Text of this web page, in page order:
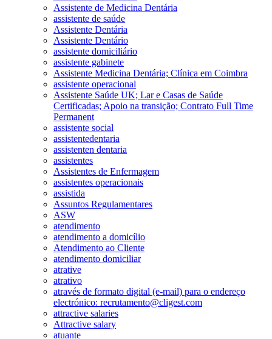
Assistente de Medicina Dentária
assistente de saúde
Assistente Dentária
Assistente Dentário
assistente domiciliário
assistente gabinete
Assistente Medicina Dentária; Clínica em Coimbra
assistente operacional
Assistente Saúde UK; Lar e Casas de Saúde
Certificadas; Apoio na transição; Contrato Full Time
Permanent
assistente social
assistentedentaria
assistenten dentaria
assistentes
Assistentes de Enfermagem
assistentes operacionais
assistida
Assuntos Regulamentares
ASW
atendimento
atendimento a domicílio
Atendimento ao Cliente
atendimento domiciliar
atrative
atrativo
através de formato digital (e-mail) para o endereço
electrónico: recrutamento@cligest.com
attractive salaries
Attractive salary
atuante